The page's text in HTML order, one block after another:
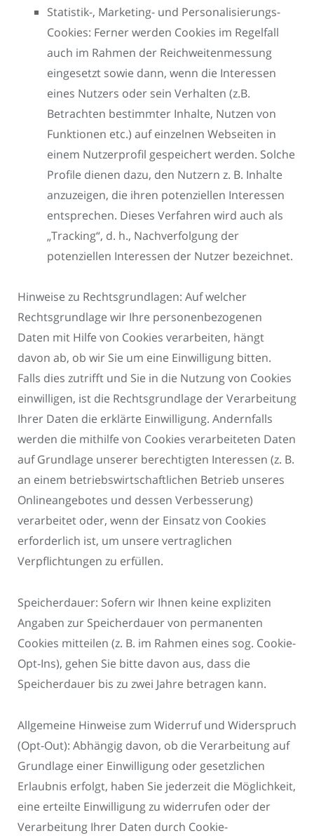
Statistik-, Marketing- und Personalisierungs-
Cookies: Ferner werden Cookies im Regelfall
auch im Rahmen der Reichweitenmessung
eingesetzt sowie dann, wenn die Interessen
eines Nutzers oder sein Verhalten (z.B.
Betrachten bestimmter Inhalte, Nutzen von
Funktionen etc.) auf einzelnen Webseiten in
einem Nutzerprofil gespeichert werden. Solche
Profile dienen dazu, den Nutzern z. B. Inhalte
anzuzeigen, die ihren potenziellen Interessen
entsprechen. Dieses Verfahren wird auch als
„Tracking“, d. h., Nachverfolgung der
potenziellen Interessen der Nutzer bezeichnet.
Hinweise zu Rechtsgrundlagen: Auf welcher
Rechtsgrundlage wir Ihre personenbezogenen
Daten mit Hilfe von Cookies verarbeiten, hängt
davon ab, ob wir Sie um eine Einwilligung bitten.
Falls dies zutrifft und Sie in die Nutzung von Cookies
einwilligen, ist die Rechtsgrundlage der Verarbeitung
Ihrer Daten die erklärte Einwilligung. Andernfalls
werden die mithilfe von Cookies verarbeiteten Daten
auf Grundlage unserer berechtigten Interessen (z. B.
an einem betriebswirtschaftlichen Betrieb unseres
Onlineangebotes und dessen Verbesserung)
verarbeitet oder, wenn der Einsatz von Cookies
erforderlich ist, um unsere vertraglichen
Verpflichtungen zu erfüllen.
Speicherdauer: Sofern wir Ihnen keine expliziten
Angaben zur Speicherdauer von permanenten
Cookies mitteilen (z. B. im Rahmen eines sog. Cookie-
Opt-Ins), gehen Sie bitte davon aus, dass die
Speicherdauer bis zu zwei Jahre betragen kann.
Allgemeine Hinweise zum Widerruf und Widerspruch
(Opt-Out): Abhängig davon, ob die Verarbeitung auf
Grundlage einer Einwilligung oder gesetzlichen
Erlaubnis erfolgt, haben Sie jederzeit die Möglichkeit,
eine erteilte Einwilligung zu widerrufen oder der
Verarbeitung Ihrer Daten durch Cookie-